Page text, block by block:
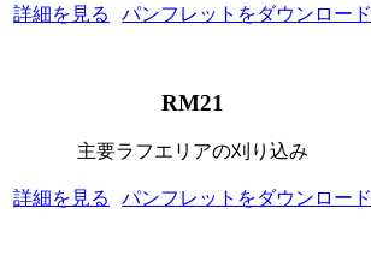
詳細を見る パンフレットをダウンロード
RM21
主要ラフエリアの刈り込み
詳細を見る パンフレットをダウンロード